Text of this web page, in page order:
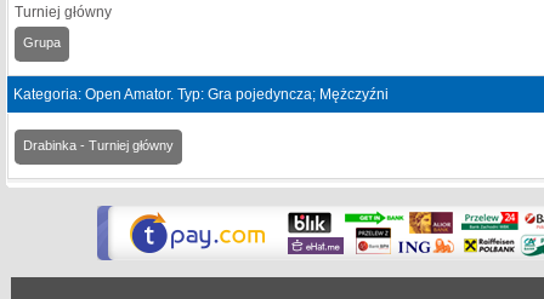
Turniej główny
Grupa
Kategoria: Open Amator. Typ: Gra pojedyncza; Mężczyźni
Drabinka - Turniej główny